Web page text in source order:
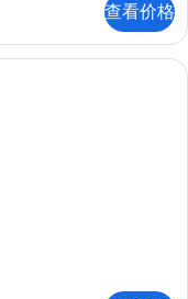
查看价格
, 1 张特大床, 无烟房 (Yuri) |